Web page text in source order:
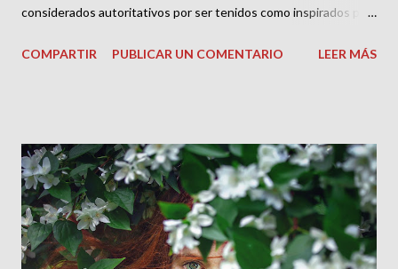
considerados autoritativos por ser tenidos como inspirados por
confiabilidad que la iglesia y la misma Biblia reclama para ellos.
que los contenidos de nuestras actuales Biblias son una fiel y
completa, o “íntegra”, expresión de los manuscritos originales
que ya no poseemos, algo de lo que se ocupan las muy
especializadas ciencias de la crítica textual y la llamada alta
crítica, a la que dedicaremos una futura conferencia, pues lo
COMPARTIR PUBLICAR UN COMENTARIO LEER MÁS